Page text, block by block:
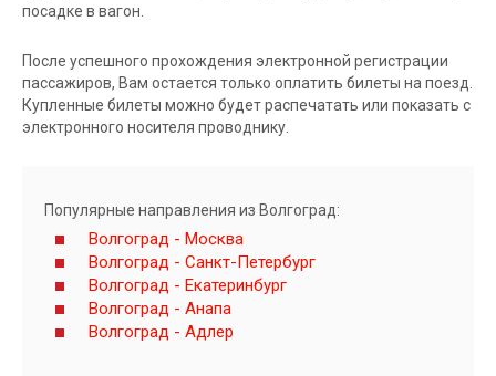
посадке в вагон.
После успешного прохождения электронной регистрации
пассажиров, Вам остается только оплатить билеты на поезд.
Купленные билеты можно будет распечатать или показать с
электронного носителя проводнику.
Популярные направления из Волгоград:
Волгоград - Москва
Волгоград - Санкт-Петербург
Волгоград - Екатеринбург
Волгоград - Анапа
Волгоград - Адлер